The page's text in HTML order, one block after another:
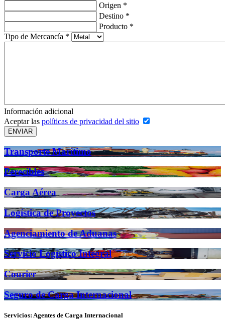
Origen *
Destino *
Producto *
Tipo de Mercancía *
Información adicional
Aceptar las políticas de privacidad del sitio
ENVIAR
Transporte Marítimo
Perecibles
Carga Aérea
Logística de Proyectos
Agenciamiento de Aduanas
Servicio Logístico Integral
Courier
Seguro de Carga Internacional
Servicios: Agentes de Carga Internacional